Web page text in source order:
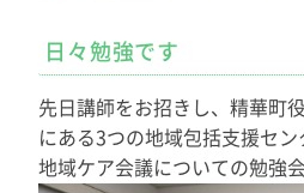
日々勉強です
先日講師をお招きし、精華町
にある3つの地域包括支援セン
地域ケア会議についての勉強